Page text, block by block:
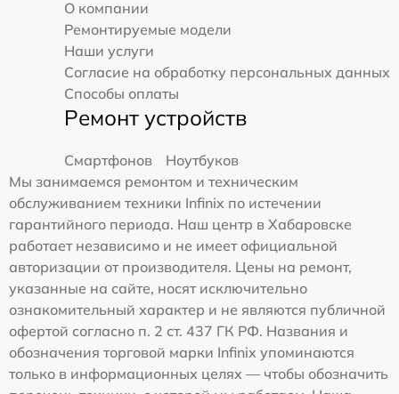
О компании
Ремонтируемые модели
Наши услуги
Согласие на обработку персональных данных
Способы оплаты
Ремонт устройств
Смартфонов
Ноутбуков
Мы занимаемся ремонтом и техническим
обслуживанием техники Infinix по истечении
гарантийного периода. Наш центр в Хабаровске
работает независимо и не имеет официальной
авторизации от производителя. Цены на ремонт,
указанные на сайте, носят исключительно
ознакомительный характер и не являются публичной
офертой согласно п. 2 ст. 437 ГК РФ. Названия и
обозначения торговой марки Infinix упоминаются
только в информационных целях — чтобы обозначить